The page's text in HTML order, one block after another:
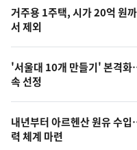
늘
의
영
상
오
거주용 1주택, 시가 20억 원
서 제외
'서울대 10개 만들기' 본격
속 선정
내년부터 아르헨산 원유 수
력 체계 마련